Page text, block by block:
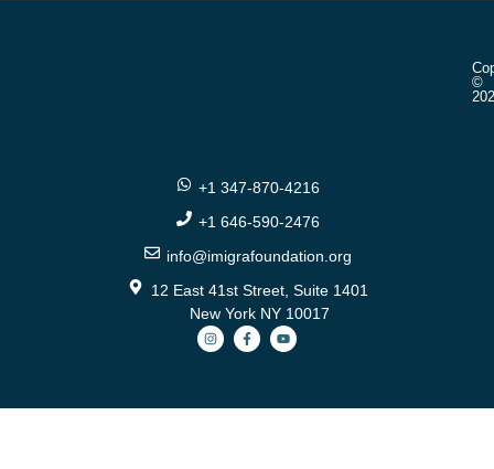
©
+1 347-870-4216
+1 646-590-2476
info@imigrafoundation.org
12 East 41st Street, Suite 1401
New York NY 10017